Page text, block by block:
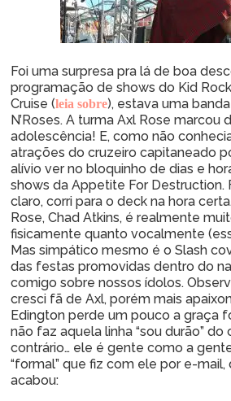
Foi uma surpresa pra lá de boa
programação de shows do Kid
Cruise (leia sobre), estava uma
N’Roses. A turma Axl Rose marcou
adolescência! E, como não
atrações do cruzeiro capitaneado
alívio ver no bloquinho de dias e
shows da Appetite For Destruction.
claro, corri para o deck na hora
Rose, Chad Atkins, é realmente
fisicamente quanto vocalmente
Mas simpático mesmo é o Slash
das festas promovidas dentro do
comigo sobre nossos ídolos.
cresci fã de Axl, porém mais
Edington perde um pouco a graça
não faz aquela linha “sou durão” do
contrário… ele é gente como a
“formal” que fiz com ele por e-
acabou: